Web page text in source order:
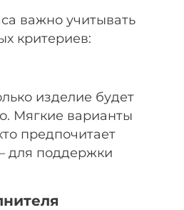
важно учитывать
критериев:
изделие будет
Мягкие варианты
предпочитает
для поддержки